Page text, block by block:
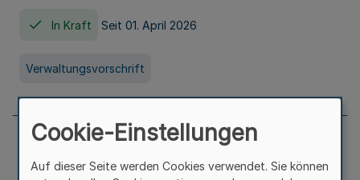
In Kraft Seit 01. April 2026
Verwaltungsvorschrift
Richtlinie zur Gewährung von
Zuwendungen für Maßnahmen zur
Cookie-Einstellungen
Auf dieser Seite werden Cookies verwendet. Sie können